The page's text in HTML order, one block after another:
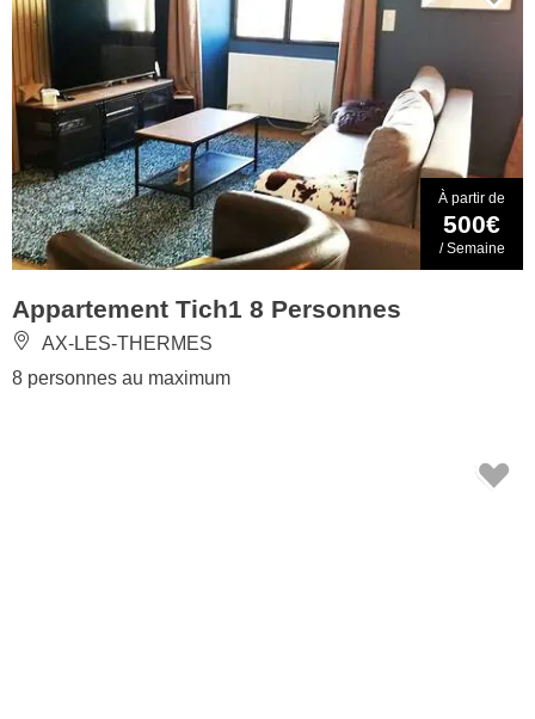
À partir de
500€
/ Semaine
Appartement Tich1 8 Personnes
AX-LES-THERMES
8 personnes au maximum